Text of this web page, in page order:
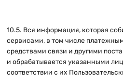
10.5. Вся информация, которая
сервисами, в том числе
средствами связи и другими
и обрабатывается указанными
соответствии с их